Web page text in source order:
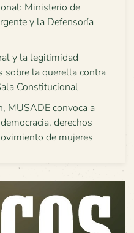
Ministerio de
y la Defensoría
y la legitimidad
la querella contra
Constitucional
MUSADE convoca a
derechos
de mujeres